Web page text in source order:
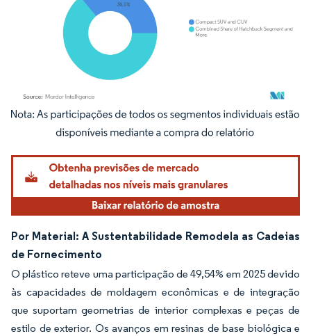
Imagem © Mordor Intelligence. O reuso requer atribuição conforme CC BY 4.0.
Por Material: A Sustentabilidade Remodela as Cadeias
de Fornecimento
O plástico reteve uma participação de 49,54% em 2025 devido
às capacidades de moldagem econômicas e de integração
que suportam geometrias de interior complexas e peças de
estilo de exterior. Os avanços em resinas de base biológica e